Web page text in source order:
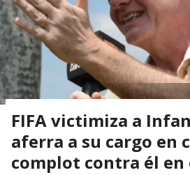
FIFA victimiza a
aferra a su cargo en
complot contra él en